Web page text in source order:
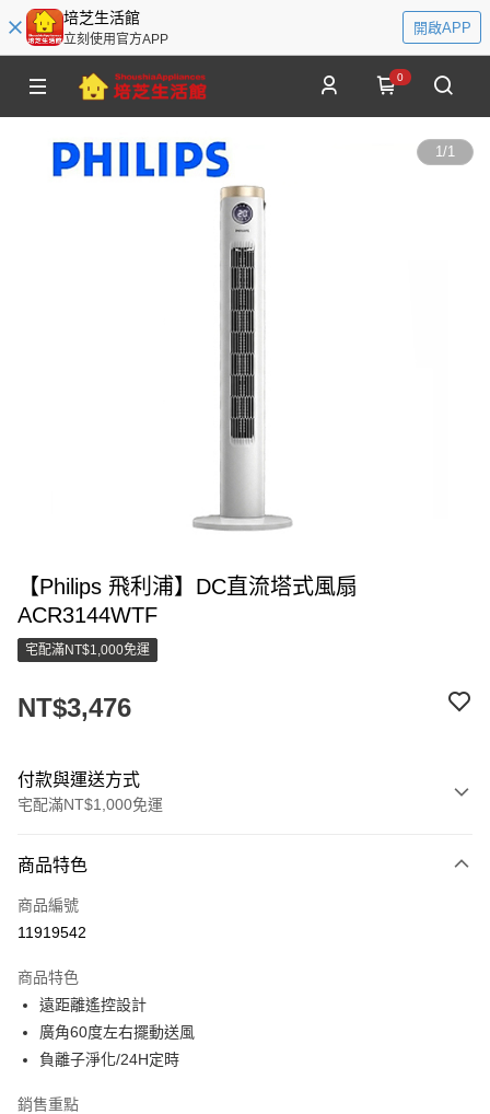
培芝生活館
立刻使用官方APP
開啟APP
0
1/1
【Philips 飛利浦】DC直流塔式風扇
ACR3144WTF
宅配滿NT$1,000免運
NT$3,476
付款與運送方式
宅配滿NT$1,000免運
信用卡一次付款
LINE Pay
悠遊付
運送方式
商品特色
商品編號
11919542
商品特色
遠距離遙控設計
廣角60度左右擺動送風
負離子淨化/24H定時
銷售重點